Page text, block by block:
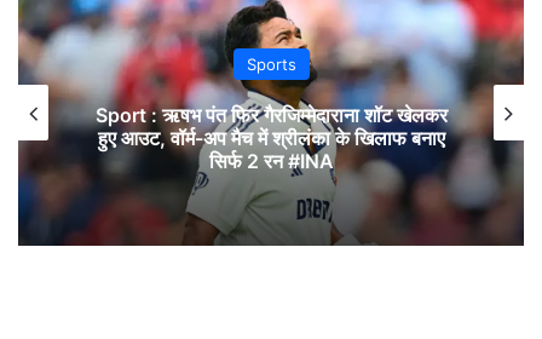
Sports
Sport : ऋषभ पंत फिर गैरजिम्मेदाराना शॉट खेलकर
हुए आउट, वॉर्म-अप मैच में श्रीलंका के खिलाफ बनाए
सिर्फ 2 रन #INA